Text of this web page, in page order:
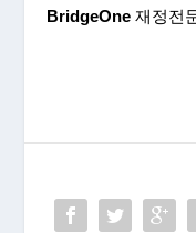
BridgeOne재정전